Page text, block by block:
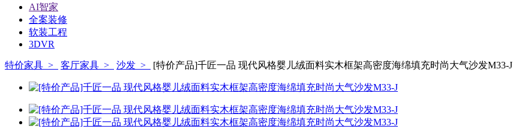
AI智家
全案装修
软装工程
3DVR
特价家具 > 客厅家具 > 沙发 > [特价产品]千匠一品 现代风格婴儿绒面料实木框架高密度海绵填充时尚大气沙发M33-J